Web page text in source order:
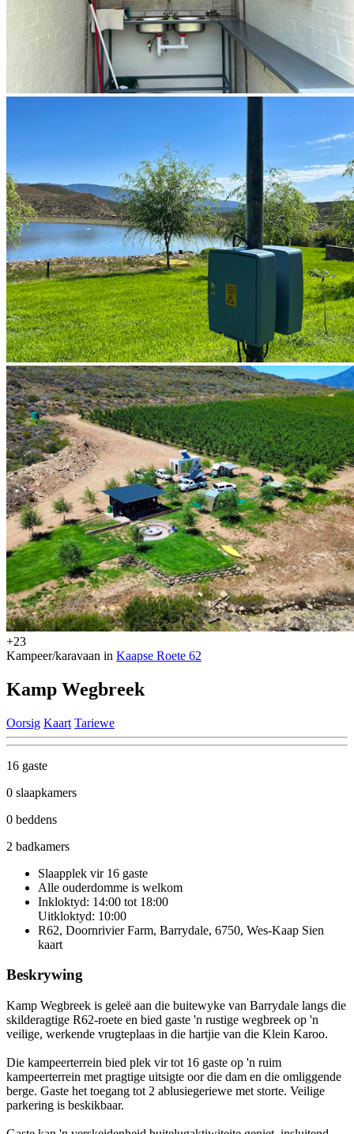
+23
Kampeer/karavaan in Kaapse Roete 62
Kamp Wegbreek
Oorsig Kaart Tariewe
16 gaste
0 slaapkamers
0 beddens
2 badkamers
Slaapplek vir 16 gaste
Alle ouderdomme is welkom
Inkloktyd: 14:00 tot 18:00
Uitkloktyd: 10:00
R62, Doornrivier Farm, Barrydale, 6750, Wes-Kaap Sien
kaart
Beskrywing
Kamp Wegbreek is geleë aan die buitewyke van Barrydale langs die
skilderagtige R62-roete en bied gaste 'n rustige wegbreek op 'n
veilige, werkende vrugteplaas in die hartjie van die Klein Karoo.
Die kampeerterrein bied plek vir tot 16 gaste op 'n ruim
kampeerterrein met pragtige uitsigte oor die dam en die omliggende
berge. Gaste het toegang tot 2 ablusiegeriewe met storte. Veilige
parkering is beskikbaar.